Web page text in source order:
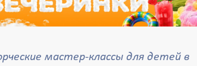
мастер-классы для детей в